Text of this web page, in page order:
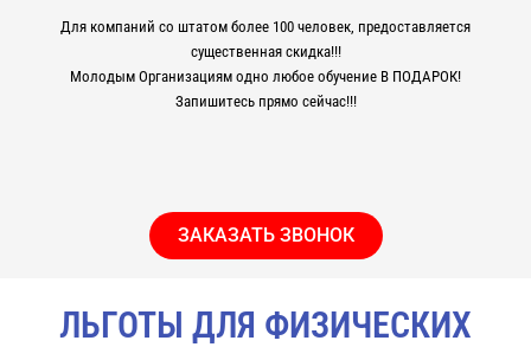
Для компаний со штатом более 100 человек, предоставляется
существенная скидка!!!
Молодым Организациям одно любое обучение В ПОДАРОК!
Запишитесь прямо сейчас!!!
ЗАКАЗАТЬ ЗВОНОК
ЛЬГОТЫ ДЛЯ ФИЗИЧЕСКИХ